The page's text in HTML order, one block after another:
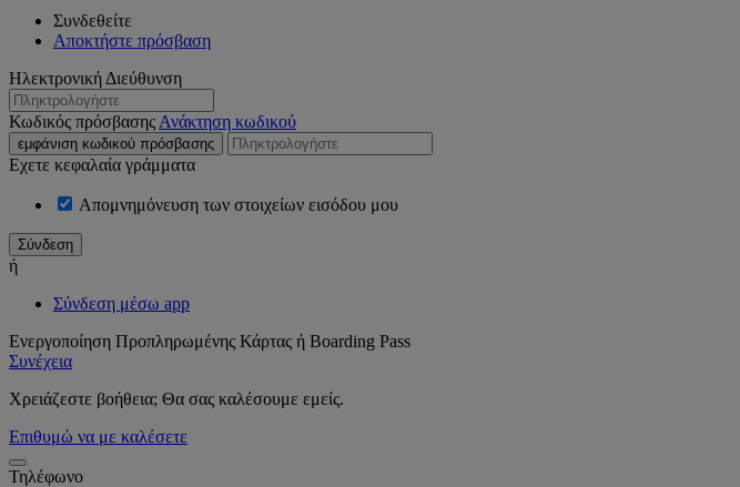
Συνδεθείτε
Αποκτήστε πρόσβαση
Ηλεκτρονική Διεύθυνση
Κωδικός πρόσβασης Ανάκτηση κωδικού
εμφάνιση κωδικού πρόσβασης
Εχετε κεφαλαία γράμματα
Απομνημόνευση των στοιχείων εισόδου μου
ή
Σύνδεση μέσω app
Ενεργοποίηση Προπληρωμένης Κάρτας ή Boarding Pass
Συνέχεια
Χρειάζεστε βοήθεια; Θα σας καλέσουμε εμείς.
Επιθυμώ να με καλέσετε
Τηλέφωνο